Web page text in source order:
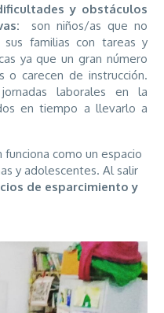
y obstáculos
son niños/as que no
familias con tareas y
ya que un gran número
o carecen de instrucción.
laborales en la
en tiempo a llevarlo a
como un espacio
y adolescentes. Al salir
de esparcimiento y